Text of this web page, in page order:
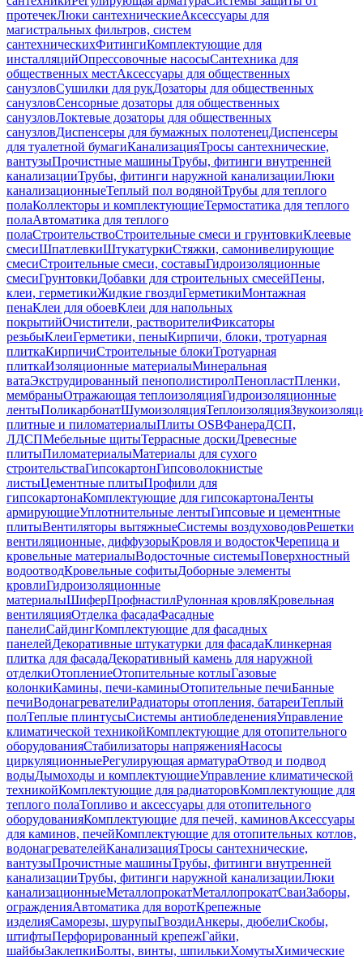
протечекЛюки сантехническиеАксессуары для
магистральных фильтров, систем
сантехническихФитингиКомплектующие для
инсталляцийОпрессовочные насосыСантехника для
общественных местАксессуары для общественных
санузловСушилки для рукДозаторы для общественных
санузловСенсорные дозаторы для общественных
санузловЛоктевые дозаторы для общественных
санузловДиспенсеры для бумажных полотенецДиспенсеры
для туалетной бумагиКанализацияТросы сантехнические,
вантузыПрочистные машиныТрубы, фитинги внутренней
канализацииТрубы, фитинги наружной канализацииЛюки
канализационныеТеплый пол водянойТрубы для теплого
полаКоллекторы и комплектующиеТермостатика для теплого
полаАвтоматика для теплого
полаСтроительствоСтроительные смеси и грунтовкиКлеевые
смесиШпатлевкиШтукатуркиСтяжки, самонивелирующие
смесиСтроительные смеси, составыГидроизоляционные
смесиГрунтовкиДобавки для строительных смесейПены,
клеи, герметикиЖидкие гвоздиГерметикиМонтажная
пенаКлеи для обоевКлеи для напольных
покрытийОчистители, растворителиФиксаторы
резьбыКлеиГерметики, пеныКирпичи, блоки, тротуарная
плиткаКирпичиСтроительные блокиТротуарная
плиткаИзоляционные материалыМинеральная
ватаЭкструдированный пенополистиролПенопластПленки,
мембраныОтражающая теплоизоляцияГидроизоляционные
лентыПоликарбонатШумоизоляцияТеплоизоляция
плитные и пиломатериалыПлиты OSBФанераДСП,
ЛДСПМебельные щитыТеррасные доскиДревесные
плитыПиломатериалыМатериалы для сухого
строительстваГипсокартонГипсоволокнистые
листыЦементные плитыПрофили для
гипсокартонаКомплектующие для гипсокартонаЛенты
армирующиеУплотнительные лентыГипсовые и цементные
плитыВентиляторы вытяжныеСистемы воздуховодовРешетки
вентиляционные, диффузорыКровля и водостокЧерепица и
кровельные материалыВодосточные системыПоверхностный
водоотводКровельные софитыДоборные элементы
кровлиГидроизоляционные
материалыШиферПрофнастилРулонная кровляКровельная
вентиляцияОтделка фасадаФасадные
панелиСайдингКомплектующие для фасадных
панелейДекоративные штукатурки для фасадаКлинкерная
плитка для фасадаДекоративный камень для наружной
отделкиОтоплениеОтопительные котлыГазовые
колонкиКамины, печи-каминыОтопительные печиБанные
печиВодонагревателиРадиаторы отопления, батареиТеплый
полТеплые плинтусыСистемы антиобледененияУправление
климатической техникойКомплектующие для отопительного
оборудованияСтабилизаторы напряженияНасосы
циркуляционныеРегулирующая арматураОтвод и подвод
водыДымоходы и комплектующиеУправление климатической
техникойКомплектующие для радиаторовКомплектующие для
теплого полаТопливо и аксессуары для отопительного
оборудованияКомплектующие для печей, каминовАксессуары
для каминов, печейКомплектующие для отопительных котлов,
водонагревателейКанализацияТросы сантехнические,
вантузыПрочистные машиныТрубы, фитинги внутренней
канализацииТрубы, фитинги наружной канализацииЛюки
канализационныеМеталлопрокатМеталлопрокатСваиЗаборы,
огражденияАвтоматика для воротКрепежные
изделияСаморезы, шурупыГвоздиАнкеры, дюбелиСкобы,
штифтыПерфорированный крепежГайки,
шайбыЗаклепкиБолты, винты, шпилькиХомутыХимические